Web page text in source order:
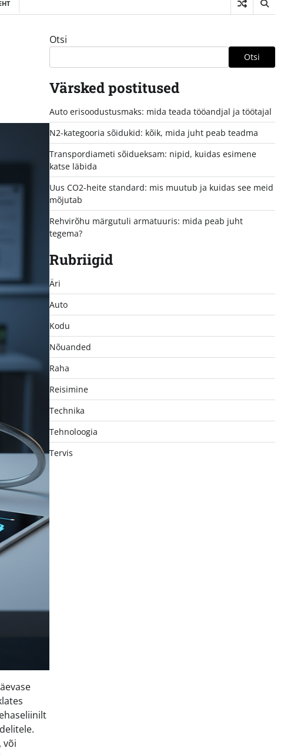
või
Otsi
Otsi
Värsked postitused
Auto erisoodustusmaks: mida teada tööandjal ja töötajal
N2-kategooria sõidukid: kõik, mida juht peab teadma
Transpordiameti sõidueksam: nipid, kuidas esimene
katse läbida
Uus CO2-heite standard: mis muutub ja kuidas see meid
mõjutab
Rehvirõhu märgutuli armatuuris: mida peab juht
tegema?
Rubriigid
Äri
Auto
Kodu
Nõuanded
Raha
Reisimine
Technika
Tehnoloogia
Tervis